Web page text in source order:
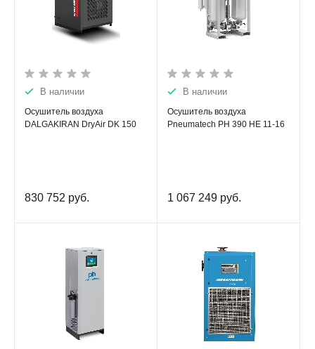
В наличии
Осушитель воздуха
DALGAKIRAN DryAir DK 150
830 752 руб.
В наличии
Осушитель воздуха
Pneumatech PH 390 HE 11-16
1 067 249 руб.